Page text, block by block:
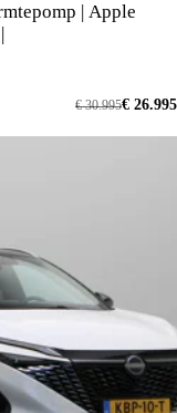
| Apple
€ 26.995
€ 30.995